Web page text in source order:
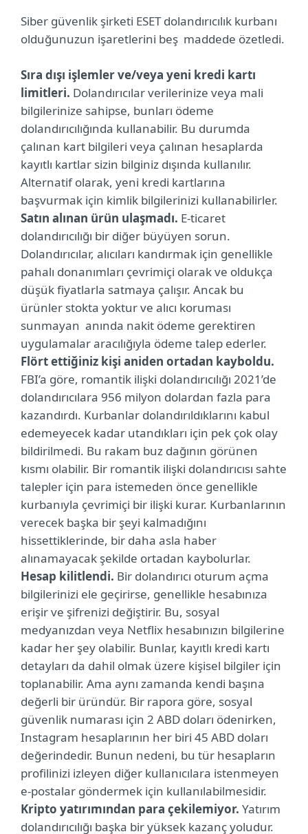
Siber güvenlik şirketi ESET dolandırıcılık kurbanı
olduğunuzun işaretlerini beş maddede özetledi.
Sıra dışı işlemler ve/veya yeni kredi kartı
limitleri. Dolandırıcılar verilerinize veya mali
bilgilerinize sahipse, bunları ödeme
dolandırıcılığında kullanabilir. Bu durumda
çalınan kart bilgileri veya çalınan hesaplarda
kayıtlı kartlar sizin bilginiz dışında kullanılır.
Alternatif olarak, yeni kredi kartlarına
başvurmak için kimlik bilgilerinizi kullanabilirler.
Satın alınan ürün ulaşmadı. E-ticaret
dolandırıcılığı bir diğer büyüyen sorun.
Dolandırıcılar, alıcıları kandırmak için genellikle
pahalı donanımları çevrimiçi olarak ve oldukça
düşük fiyatlarla satmaya çalışır. Ancak bu
ürünler stokta yoktur ve alıcı koruması
sunmayan anında nakit ödeme gerektiren
uygulamalar aracılığıyla ödeme talep ederler.
Flört ettiğiniz kişi aniden ortadan kayboldu.
FBI’a göre, romantik ilişki dolandırıcılığı 2021’de
dolandırıcılara 956 milyon dolardan fazla para
kazandırdı. Kurbanlar dolandırıldıklarını kabul
edemeyecek kadar utandıkları için pek çok olay
bildirilmedi. Bu rakam buz dağının görünen
kısmı olabilir. Bir romantik ilişki dolandırıcısı sahte
talepler için para istemeden önce genellikle
kurbanıyla çevrimiçi bir ilişki kurar. Kurbanlarının
verecek başka bir şeyi kalmadığını
hissettiklerinde, bir daha asla haber
alınamayacak şekilde ortadan kaybolurlar.
Hesap kilitlendi. Bir dolandırıcı oturum açma
bilgilerinizi ele geçirirse, genellikle hesabınıza
erişir ve şifrenizi değiştirir. Bu, sosyal
medyanızdan veya Netflix hesabınızın bilgilerine
kadar her şey olabilir. Bunlar, kayıtlı kredi kartı
detayları da dahil olmak üzere kişisel bilgiler için
toplanabilir. Ama aynı zamanda kendi başına
değerli bir üründür. Bir rapora göre, sosyal
güvenlik numarası için 2 ABD doları ödenirken,
Instagram hesaplarının her biri 45 ABD doları
değerindedir. Bunun nedeni, bu tür hesapların
profilinizi izleyen diğer kullanıcılara istenmeyen
e-postalar göndermek için kullanılabilmesidir.
Kripto yatırımından para çekilemiyor. Yatırım
dolandırıcılığı başka bir yüksek kazanç yoludur.